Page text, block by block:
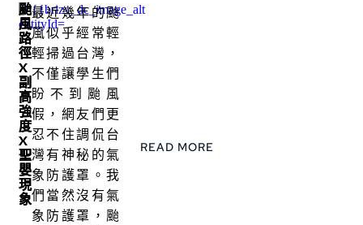
颱
風
路
徑
X
副
高
強
度
X
聖
嬰
現
象
最近幾年的颱
風似乎經常輕
輕掃過台灣，
不僅讓學生們
盼不到颱風
假，網友們更
忍不住調侃台
灣有神秘的氣
象防護罩。我
們當然沒有氣
象防護罩，颱
READ MORE